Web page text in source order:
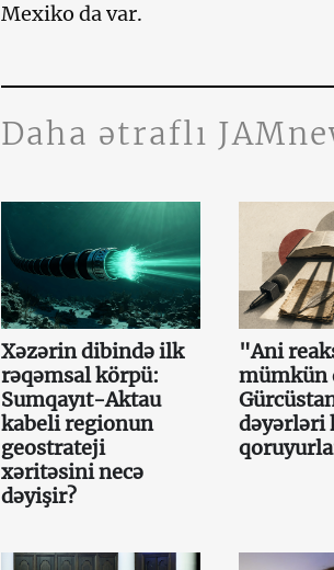
Mexiko da var.
Daha ətraflı
Xəzərin dibində ilk
rəqəmsal körpü:
Sumqayıt-Aktau
kabeli regionun
geostrateji
xəritəsini necə
dəyişir?
"Ani
mümkün
dəyərləri